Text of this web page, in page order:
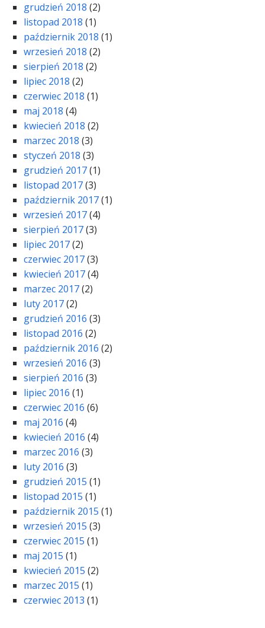
grudzień 2018 (2)
listopad 2018 (1)
październik 2018 (1)
wrzesień 2018 (2)
sierpień 2018 (2)
lipiec 2018 (2)
czerwiec 2018 (1)
maj 2018 (4)
kwiecień 2018 (2)
marzec 2018 (3)
styczeń 2018 (3)
grudzień 2017(1)
listopad 2017(3)
październik 2017(1)
wrzesień 2017(4)
sierpień 2017(3)
lipiec 2017(2)
czerwiec 2017(3)
kwiecień 2017(4)
marzec 2017(2)
luty 2017(2)
grudzień 2016 (3)
listopad 2016 (2)
październik 2016 (2)
wrzesień 2016 (3)
sierpień 2016 (3)
lipiec 2016 (1)
czerwiec 2016 (6)
maj 2016 (4)
kwiecień 2016 (4)
marzec 2016 (3)
luty 2016 (3)
grudzień 2015 (1)
listopad 2015 (1)
październik 2015 (1)
wrzesień 2015 (3)
czerwiec 2015 (1)
maj 2015 (1)
kwiecień 2015 (2)
marzec 2015 (1)
czerwiec 2013 (1)